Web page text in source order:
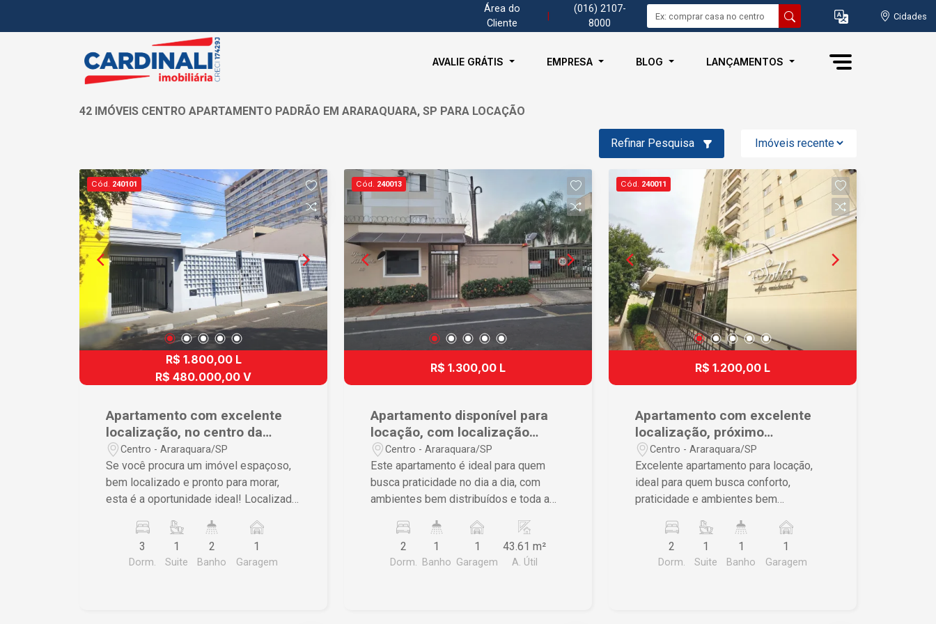
Área do
Cliente
(016) 2107-
8000
Cidades
AVALIE GRÁTIS EMPRESA BLOG LANÇAMENTOS
42 IMÓVEIS CENTRO APARTAMENTO PADRÃO EM ARARAQUARA, SP PARA LOCAÇÃO
Refinar Pesquisa
Cód. 240101
R$ 1.800,00 L
R$ 480.000,00 V
Apartamento com excelente
localização, no centro da
cidade.
Centro - Araraquara/SP
Se você procura um imóvel espaçoso,
bem localizado e pronto para morar,
esta é a oportunidade ideal! Localizado
oferece toda a praticidade de estar
próximo a comércios, bancos, escolas,
supermercados e diversos serviços
3
Dorm.
1
Suite
2
Banho
1
Garagem
Cód. 240013
R$ 1.300,00 L
Apartamento disponível para
locação, com localização
privilegiada.
Centro - Araraquara/SP
Este apartamento é ideal para quem
busca praticidade no dia a dia, com
ambientes bem distribuídos e toda a
merecem. O imóvel conta com: - 02
dormitórios; - Sala aconchegante; -
Cozinha com armários planejados; -
2
Dorm.
1
Banho
1
Garagem
43.61 m²
A. Útil
Cód. 240011
R$ 1.200,00 L
Apartamento com excelente
localização, próximo
supermercados e comércios.
Centro - Araraquara/SP
Excelente apartamento para locação,
ideal para quem busca conforto,
praticidade e ambientes bem
sendo 1 suíte com armários planejados,
além de banheiro social,
proporcionando mais comodidade para
2
Dorm.
1
Suite
1
Banho
1
Garagem